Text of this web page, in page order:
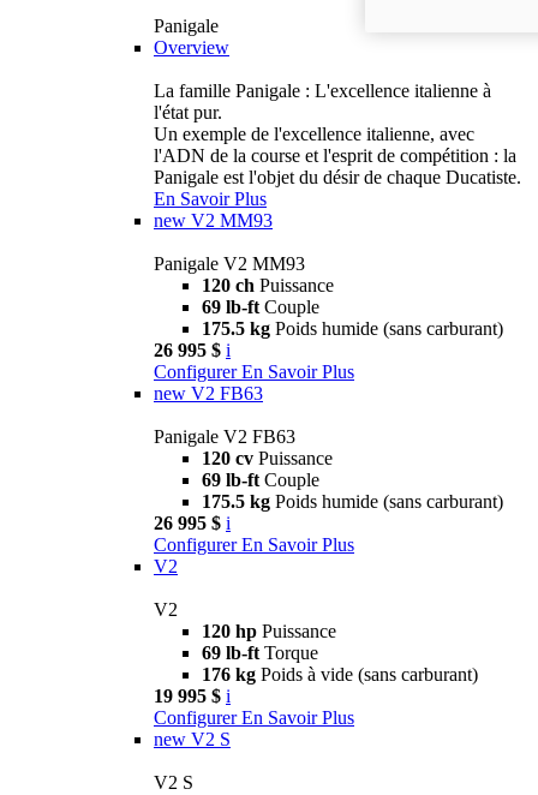
Panigale
Overview
La famille Panigale : L'excellence italienne à
l'état pur.
Un exemple de l'excellence italienne, avec
l'ADN de la course et l'esprit de compétition : la
Panigale est l'objet du désir de chaque Ducatiste.
En Savoir Plus
new V2 MM93
Panigale V2 MM93
120 ch Puissance
69 lb-ft Couple
175.5 kg Poids humide (sans carburant)
26 995 $ i
Configurer En Savoir Plus
new V2 FB63
Panigale V2 FB63
120 cv Puissance
69 lb-ft Couple
175.5 kg Poids humide (sans carburant)
26 995 $ i
Configurer En Savoir Plus
V2
V2
120 hp Puissance
69 lb-ft Torque
176 kg Poids à vide (sans carburant)
19 995 $ i
Configurer En Savoir Plus
new V2 S
V2 S